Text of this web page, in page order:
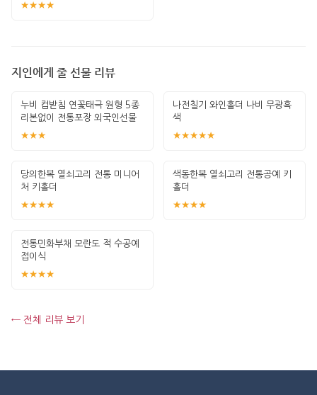
★★★★
지인에게 줄 선물 리뷰
누비 컵받침 연꽃태극 원형 5종
리본없이 전통포장 외국인선물
한국기념
★★★
나전칠기 와인홀더 나비 무광흑
색
★★★★★
당의한복 열쇠고리 전통 미니어
처 키홀더
★★★★
색동한복 열쇠고리 전통공예 키
홀더
★★★★
전통민화부채 모란도 적 수공예
접이식
★★★★
← 전체 리뷰 보기